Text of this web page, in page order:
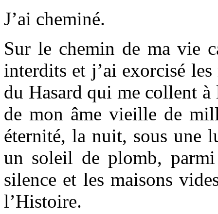
J’ai cheminé.
Sur le chemin de ma vie
interdits et j’ai exorcisé
du Hasard qui me collent
de mon âme vieille de
éternité, la nuit, sous une
un soleil de plomb, parmi
silence et les maisons
l’Histoire.